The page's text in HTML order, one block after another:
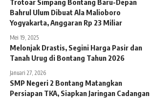
Trotoar Simpang Bontang Baru-Depan
Bahrul Ulum Dibuat Ala Malioboro
Yogyakarta, Anggaran Rp 23 Miliar
Mei 19, 2025
Melonjak Drastis, Segini Harga Pasir dan
Tanah Urug di Bontang Tahun 2026
Januari 27, 2026
SMP Negeri 2 Bontang Matangkan
Persiapan TKA, Siapkan Jaringan Cadangan